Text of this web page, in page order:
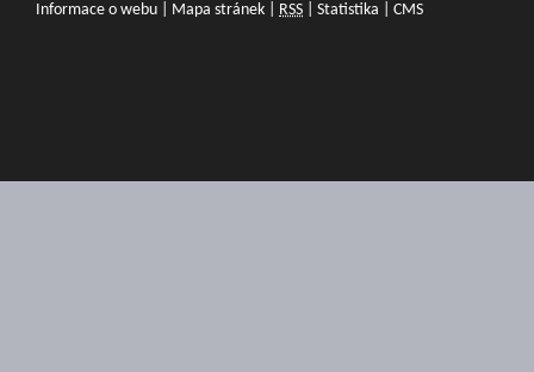
Informace o webu
Mapa stránek RSS Statistika CMS